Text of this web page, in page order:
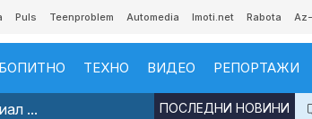
Puls Teenproblem Automedia Imoti.net Rabota
ТЕХНО ВИДЕО РЕПОРТАЖИ
... ПОСЛЕДНИ НОВИНИ